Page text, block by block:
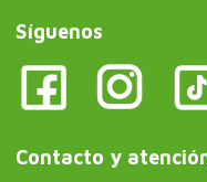
Síguenos
Contacto y